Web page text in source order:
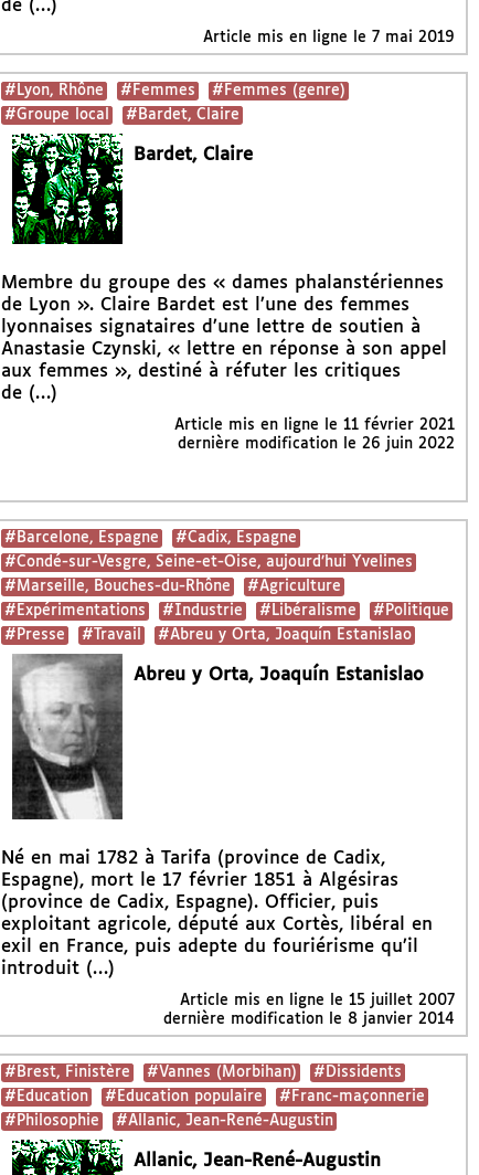
de (…)
Article mis en ligne le 7 mai 2019
#Lyon, Rhône #Femmes
#Femmes (genre)
#Groupe local
#Bardet, Claire
Bardet, Claire
Membre du groupe des « dames phalanstériennes
de Lyon ». Claire Bardet est l’une des femmes
lyonnaises signataires d’une lettre de soutien à
Anastasie Czynski, « lettre en réponse à son appel
aux femmes », destiné à réfuter les critiques
de (…)
Article mis en ligne le11 février 2021
dernière modification le 26 juin 2022
#Barcelone, Espagne
#Cadix, Espagne
#Condé-sur-Vesgre, Seine-et-Oise, aujourd’hui Yvelines
#Marseille, Bouches-du-Rhône
#Agriculture
#Expérimentations
#Industrie #Libéralisme
#Politique
#Presse
#Travail #Abreu y Orta, Joaquín Estanislao
Abreu y Orta, Joaquín Estanislao
Né en mai 1782 à Tarifa (province de Cadix,
Espagne), mort le 17 février 1851 à Algésiras
(province de Cadix, Espagne). Officier, puis
exploitant agricole, député aux Cortès, libéral en
exil en France, puis adepte du fouriérisme qu’il
introduit (…)
Article mis en ligne le15 juillet 2007
dernière modification le 8 janvier 2014
#Brest, Finistère #Vannes (Morbihan)
#Dissidents
#Education
#Education populaire
#Franc-maçonnerie
#Philosophie
#Allanic, Jean-René-Augustin
Allanic, Jean-René-Augustin